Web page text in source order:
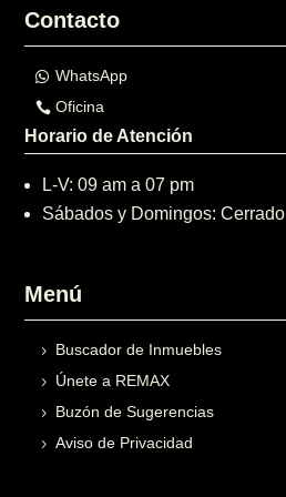
Contacto
WhatsApp
Oficina
Horario de Atención
L-V: 09 am a 07 pm
Sábados y Domingos: Cerrado
Menú
Buscador de Inmuebles
Únete a REMAX
Buzón de Sugerencias
Aviso de Privacidad